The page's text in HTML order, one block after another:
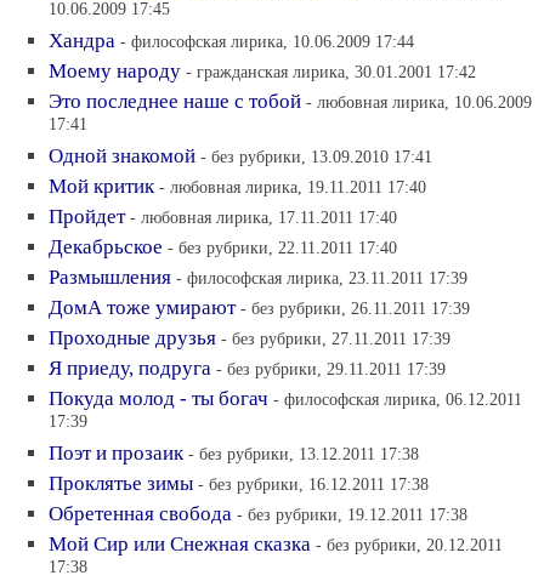
10.06.2009 17:45
Хандра - философская лирика, 10.06.2009 17:44
Моему народу - гражданская лирика, 30.01.2001 17:42
Это последнее наше с тобой - любовная лирика, 10.06.2009
17:41
Одной знакомой - без рубрики, 13.09.2010 17:41
Мой критик - любовная лирика, 19.11.2011 17:40
Пройдет - любовная лирика, 17.11.2011 17:40
Декабрьское - без рубрики, 22.11.2011 17:40
Размышления - философская лирика, 23.11.2011 17:39
ДомА тоже умирают - без рубрики, 26.11.2011 17:39
Проходные друзья - без рубрики, 27.11.2011 17:39
Я приеду, подруга - без рубрики, 29.11.2011 17:39
Покуда молод - ты богач - философская лирика, 06.12.2011
17:39
Поэт и прозаик - без рубрики, 13.12.2011 17:38
Проклятье зимы - без рубрики, 16.12.2011 17:38
Обретенная свобода - без рубрики, 19.12.2011 17:38
Мой Сир или Снежная сказка - без рубрики, 20.12.2011
17:38